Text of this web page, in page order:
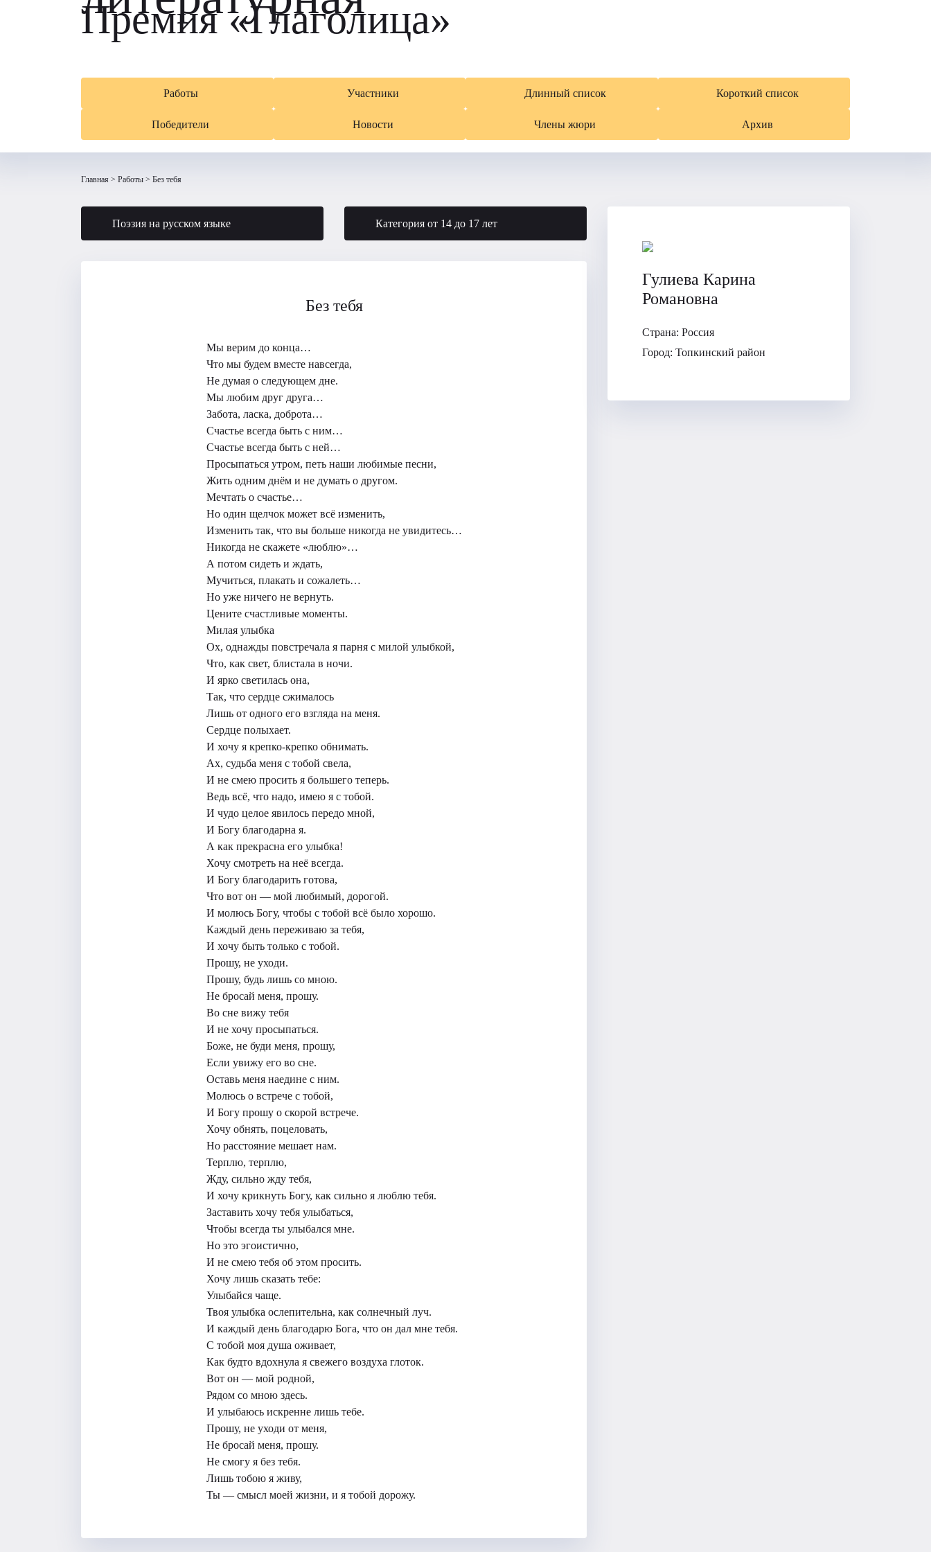
Премия «Глаголица»
Работы Участники Длинный список Короткий список
Победители Новости Члены жюри Архив
Главная Работы Без тебя
Поэзия на русском языке Категория от 14 до 17 лет
Без тебя
Мы верим до конца…
Что мы будем вместе навсегда,
Не думая о следующем дне.
Мы любим друг друга…
Забота, ласка, доброта…
Счастье всегда быть с ним…
Счастье всегда быть с ней…
Просыпаться утром, петь наши любимые песни,
Жить одним днём и не думать о другом.
Мечтать о счастье…
Но один щелчок может всё изменить,
Изменить так, что вы больше никогда не увидитесь…
Никогда не скажете «люблю»…
А потом сидеть и ждать,
Мучиться, плакать и сожалеть…
Но уже ничего не вернуть.
Цените счастливые моменты.
Милая улыбка
Ох, однажды повстречала я парня с милой улыбкой,
Что, как свет, блистала в ночи.
И ярко светилась она,
Так, что сердце сжималось
Лишь от одного его взгляда на меня.
Сердце полыхает.
И хочу я крепко-крепко обнимать.
Ах, судьба меня с тобой свела,
И не смею просить я большего теперь.
Ведь всё, что надо, имею я с тобой.
И чудо целое явилось передо мной,
И Богу благодарна я.
А как прекрасна его улыбка!
Хочу смотреть на неё всегда.
И Богу благодарить готова,
Что вот он — мой любимый, дорогой.
И молюсь Богу, чтобы с тобой всё было хорошо.
Каждый день переживаю за тебя,
И хочу быть только с тобой.
Прошу, не уходи.
Прошу, будь лишь со мною.
Не бросай меня, прошу.
Во сне вижу тебя
И не хочу просыпаться.
Боже, не буди меня, прошу,
Если увижу его во сне.
Оставь меня наедине с ним.
Молюсь о встрече с тобой,
И Богу прошу о скорой встрече.
Хочу обнять, поцеловать,
Но расстояние мешает нам.
Терплю, терплю,
Жду, сильно жду тебя,
И хочу крикнуть Богу, как сильно я люблю тебя.
Заставить хочу тебя улыбаться,
Чтобы всегда ты улыбался мне.
Но это эгоистично,
И не смею тебя об этом просить.
Хочу лишь сказать тебе:
Улыбайся чаще.
Твоя улыбка ослепительна, как солнечный луч.
И каждый день благодарю Бога, что он дал мне тебя.
С тобой моя душа оживает,
Как будто вдохнула я свежего воздуха глоток.
Вот он — мой родной,
Рядом со мною здесь.
И улыбаюсь искренне лишь тебе.
Прошу, не уходи от меня,
Не бросай меня, прошу.
Не смогу я без тебя.
Лишь тобою я живу,
Ты — смысл моей жизни, и я тобой дорожу.
Гулиева Карина
Романовна
Страна: Россия
Город: Топкинский район